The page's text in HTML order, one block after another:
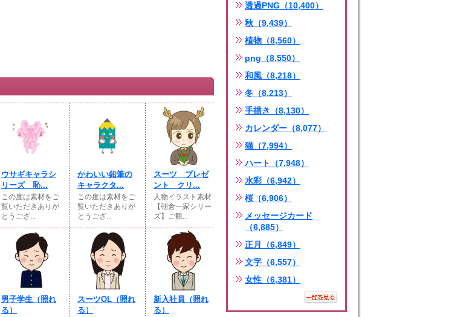
ウサギキャラシ
リーズ 恥...
この度は素材をご
覧いただきありが
とうござ...
かわいい鉛筆の
キャラクタ...
この度は素材をご
覧いただきありが
とうござ...
スーツ プレゼ
ント クリ...
人物イラスト素材
【朝倉一家シリー
ズ】ご観...
男子学生（照れ
る）
スーツOL（照れ
る）
新入社員（照れ
る）
透過PNG（10,400）
秋（9,439）
植物（8,560）
png（8,550）
和風（8,218）
冬（8,213）
手描き（8,130）
カレンダー（8,077）
猫（7,994）
ハート（7,948）
水彩（6,942）
桜（6,906）
メッセージカード
（6,885）
正月（6,849）
文字（6,557）
女性（6,381）